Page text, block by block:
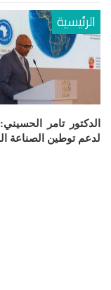
الرئيسية
الدكتور تامر
لدعم توطين الصناعة